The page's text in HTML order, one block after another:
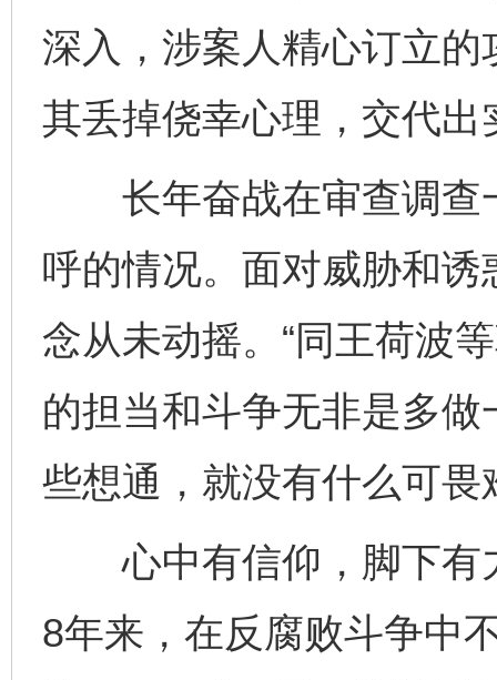
深入，涉案人精心订立
其丢掉侥幸心理，交代出
长年奋战在审查调查
呼的情况。面对威胁和
念从未动摇。“同王荷波
的担当和斗争无非是多
些想通，就没有什么可畏
心中有信仰，脚下有
8年来，在反腐败斗争中